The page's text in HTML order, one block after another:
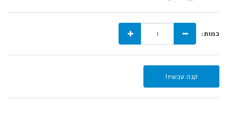
כמות:
קנה עכשיו!